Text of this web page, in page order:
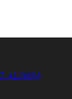
41-R0Y4